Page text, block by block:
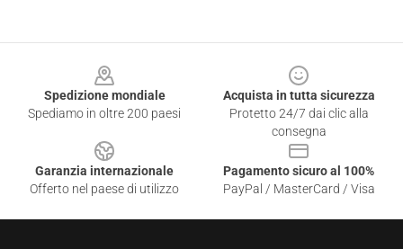
Spedizione mondiale
Spediamo in oltre 200 paesi
Acquista in tutta sicurezza
Protetto 24/7 dai clic alla
consegna
Garanzia internazionale
Offerto nel paese di utilizzo
Pagamento sicuro al 100%
PayPal / MasterCard / Visa